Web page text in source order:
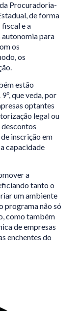
Procuradoria-
de forma
e a
para
os
os
estão
que veda, por
optantes
legal ou
inscrição em
capacidade
a
tanto o
um ambiente
programa não só
como também
de empresas
enchentes do